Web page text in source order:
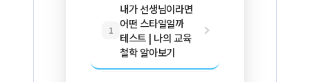
1
내가 선생님이라면
어떤 스타일일까
테스트 | 나의 교육
철학 알아보기